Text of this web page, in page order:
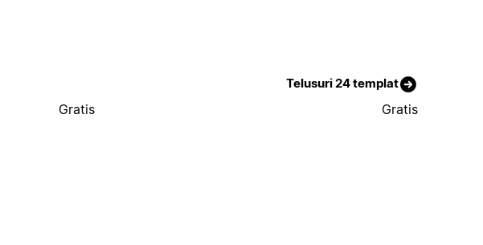
Telusuri 24 templat
Gratis Gratis